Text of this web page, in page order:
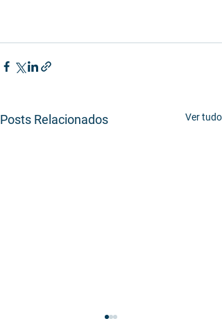
Posts Relacionados Ver tudo